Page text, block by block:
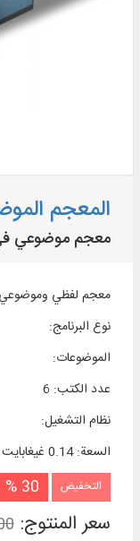
المعجم
معجم موضوعي في
معجم لفظي وموضوعي لـ 6 كتب فقهية وأصولية
نوع البرنامج:
الموضوعات:
عدد الكتب:
6
نظام التشغیل:
السعة:0.14 غيغابايت
التخفيض 30 %
سعر المنتوج: